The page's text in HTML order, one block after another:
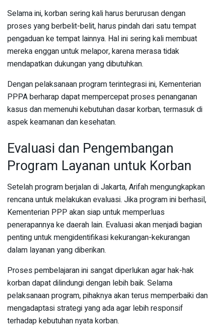
Selama ini, korban sering kali harus berurusan dengan
proses yang berbelit-belit, harus pindah dari satu tempat
pengaduan ke tempat lainnya. Hal ini sering kali membuat
mereka enggan untuk melapor, karena merasa tidak
mendapatkan dukungan yang dibutuhkan.
Dengan pelaksanaan program terintegrasi ini, Kementerian
PPPA berharap dapat mempercepat proses penanganan
kasus dan memenuhi kebutuhan dasar korban, termasuk di
aspek keamanan dan kesehatan.
Evaluasi dan Pengembangan
Program Layanan untuk Korban
Setelah program berjalan di Jakarta, Arifah mengungkapkan
rencana untuk melakukan evaluasi. Jika program ini berhasil,
Kementerian PPP akan siap untuk memperluas
penerapannya ke daerah lain. Evaluasi akan menjadi bagian
penting untuk mengidentifikasi kekurangan-kekurangan
dalam layanan yang diberikan.
Proses pembelajaran ini sangat diperlukan agar hak-hak
korban dapat dilindungi dengan lebih baik. Selama
pelaksanaan program, pihaknya akan terus memperbaiki dan
mengadaptasi strategi yang ada agar lebih responsif
terhadap kebutuhan nyata korban.